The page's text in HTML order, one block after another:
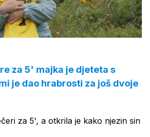
za 5' majka je djeteta s
je dao hrabrosti za još dvoje
za 5', a otkrila je kako njezin sin